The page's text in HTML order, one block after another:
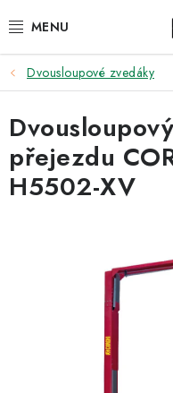
na
ZVEDÁKY
ZOUVAČKY
VYVAŽOVAČKY
AUTOMATICKÉ
OLEJE A KAPALINY
Dvousloupové zvedáky
přejezdu
H5502-XV